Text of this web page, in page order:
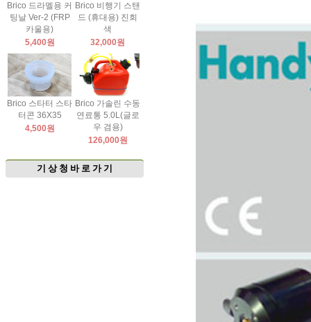
Brico 드라멜용 커
팅날 Ver-2 (FRP
카울용)
5,400원
Brico 비행기 스탠
드 (휴대용) 진회
색
32,000원
Brico 스타터 스타
터콘 36X35
4,500원
Brico 가솔린 수동
연료통 5.0L(글로
우 겸용)
126,000원
기 상 청 바 로 가 기